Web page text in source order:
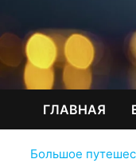
ГЛАВНАЯ
Большое